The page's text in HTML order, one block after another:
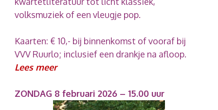
volksmuziek of een vleugje pop.
Kaarten: € 10,- bij binnenkomst of vooraf bij
VVV Ruurlo; inclusief een drankje na afloop.
Lees meer
ZONDAG 8 februari 2026 – 15.00 uur